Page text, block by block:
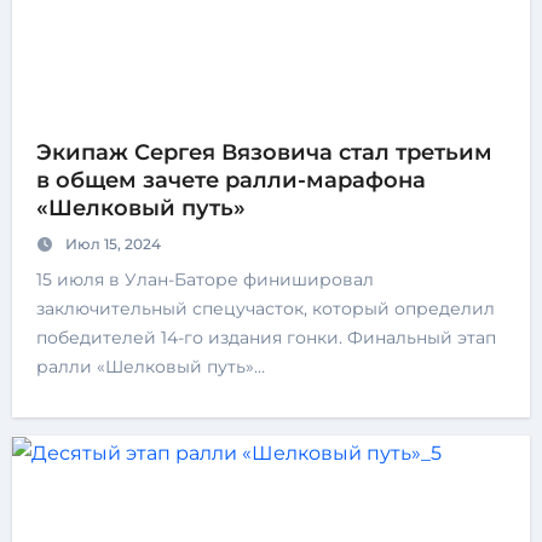
Экипаж Сергея Вязовича стал третьим
в общем зачете ралли-марафона
«Шелковый путь»
Июл 15, 2024
15 июля в Улан-Баторе финишировал
заключительный спецучасток, который определил
победителей 14-го издания гонки. Финальный этап
ралли «Шелковый путь»…